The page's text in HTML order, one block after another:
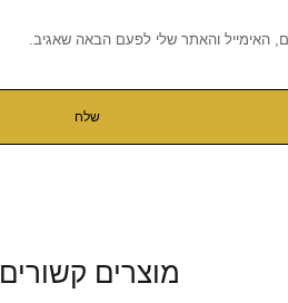
האימייל והאתר שלי לפעם הבאה שאגיב.
מוצרים קשורים